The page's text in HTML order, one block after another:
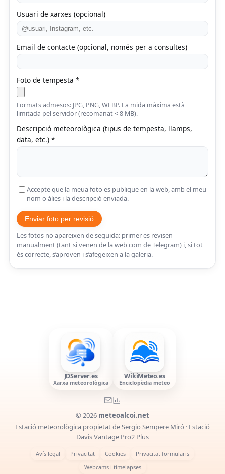
Usuari de xarxes (opcional)
Email de contacte (opcional, només per a consultes)
Foto de tempesta *
Formats admesos: JPG, PNG, WEBP. La mida màxima està
limitada pel servidor (recomanat < 8 MB).
Descripció meteorològica (tipus de tempesta, llamps,
data, etc.) *
Accepte que la meua foto es publique en la web, amb el meu
nom o àlies i la descripció enviada.
Enviar foto per revisió
Les fotos no apareixen de seguida: primer es revisen
manualment (tant si venen de la web com de Telegram) i, si tot
és correcte, s’aproven i s’afegeixen a la galeria.
JDServer.es
Xarxa meteorològica
WikiMeteo.es
Enciclopèdia meteo
© 2026 meteoalcoi.net
Estació meteorològica propietat de Sergio Sempere Miró · Estació
Davis Vantage Pro2 Plus
Avís legal Privacitat Cookies
Privacitat formularis
Webcams i timelapses